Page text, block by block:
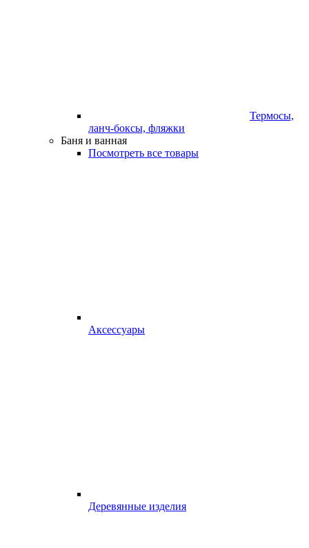
Термосы,
ланч-боксы, фляжки
Баня и ванная
Посмотреть все товары
Аксессуары
Деревянные изделия